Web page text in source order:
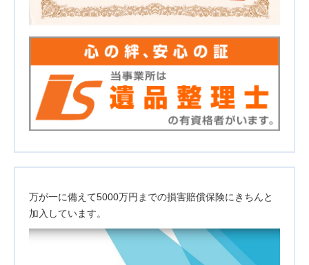
万が一に備えて5000万円までの損害賠償保険にきちんと
加入しています。